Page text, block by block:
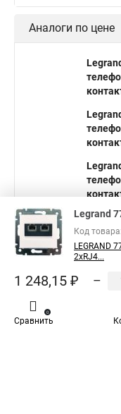
Аналоги по цене
Valena
Общая оценка товара:
Legrand
Код
LEGRAND
2хRJ4...
1 248,15 ₽ –
Сравнить
0